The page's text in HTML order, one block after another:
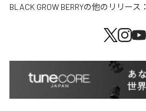
BLACK GROW BERRYの他のリリース：